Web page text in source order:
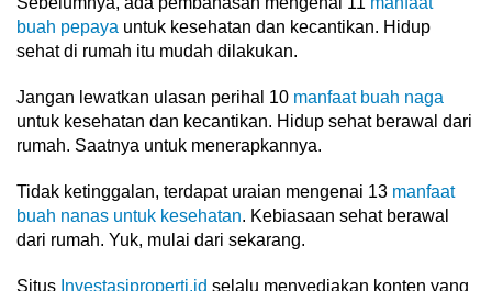
buah pepaya untuk kesehatan dan kecantikan. Hidup
sehat di rumah itu mudah dilakukan.
Jangan lewatkan ulasan perihal 10 manfaat buah naga
untuk kesehatan dan kecantikan. Hidup sehat berawal dari
rumah. Saatnya untuk menerapkannya.
Tidak ketinggalan, terdapat uraian mengenai 13 manfaat
buah nanas untuk kesehatan. Kebiasaan sehat berawal
dari rumah. Yuk, mulai dari sekarang.
Situs Investasiproperti.id selalu menyediakan konten yang